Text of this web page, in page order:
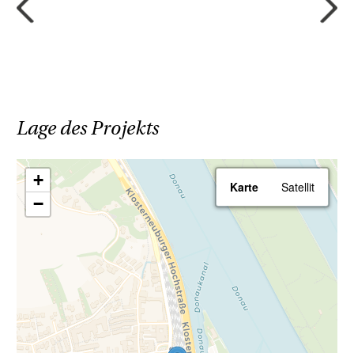
Nussdorfer Weinbergen
Sparen Sie 3,6% | provisionsfrei
kaufen
Ihr Vorteil beim Erwerb einer Haring Group
Immobilie:
- Provisionsfrei! Alle Eigentumsobjekte
werden ohne Provision (3,6% inkl. MwSt.)
Lage des Projekts
+
−
Karte Satellit